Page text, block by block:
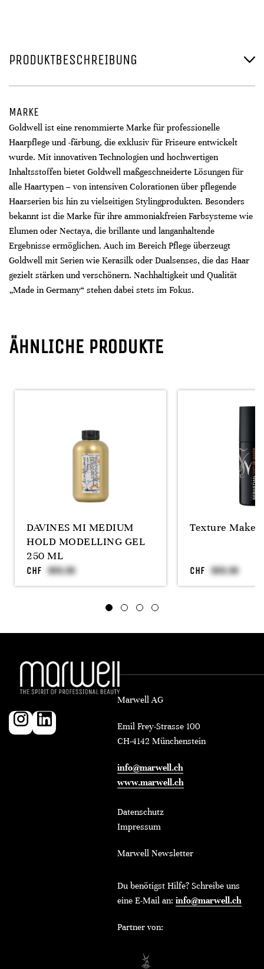
PRODUKTBESCHREIBUNG
MARKE
Goldwell ist eine renommierte Marke für professionelle
Haarpflege und -färbung, die exklusiv für Friseure entwickelt
wurde. Mit innovativen Technologien und hochwertigen
Inhaltsstoffen bietet Goldwell maßgeschneiderte Lösungen für
alle Haartypen – von intensiven Colorationen über pflegende
Haarserien bis hin zu vielseitigen Stylingprodukten. Besonders
bekannt ist die Marke für ihre ammoniakfreien Farbsysteme wie
Elumen oder Nectaya, die brillante und langanhaltende
Ergebnisse ermöglichen. Auch im Bereich Pflege überzeugt
Goldwell mit Serien wie Kerasilk oder Dualsenses, die das Haar
gezielt stärken und verschönern. Nachhaltigkeit und Qualität
„Made in Germany“ stehen dabei stets im Fokus.
ÄHNLICHE PRODUKTE
DAVINES MI MEDIUM
HOLD MODELLING GEL
250 ML
CHF
Texture
CHF
Marwell AG
Emil Frey-Strasse 100
CH-4142 Münchenstein
info@marwell.ch
www.marwell.ch
Datenschutz
Impressum
Marwell Newsletter
Du benötigst Hilfe? Schreibe uns
eine E-Mail an: info@marwell.ch
Partner von: